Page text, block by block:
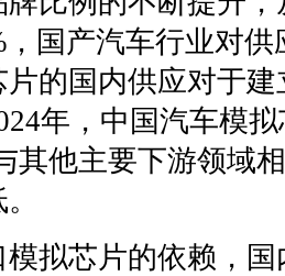
，国产汽车行业对
片的国内供应对于
年，中国汽车模
其他主要下游领域
拟芯片的依赖，